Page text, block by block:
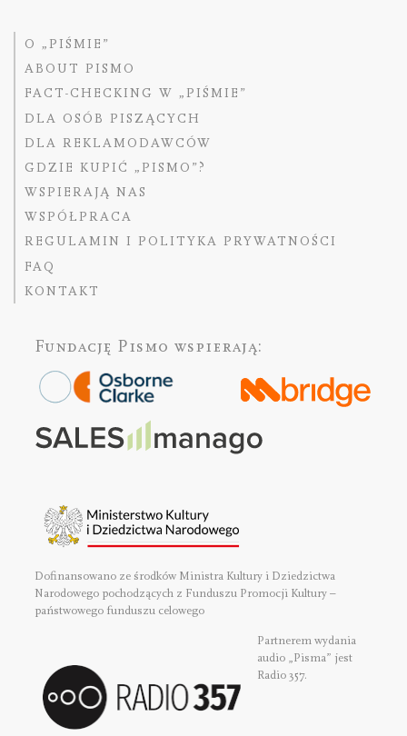
O „PIŚMIE”
ABOUT PISMO
FACT-CHECKING W „PIŚMIE”
DLA OSÓB PISZĄCYCH
DLA REKLAMODAWCÓW
GDZIE KUPIĆ „PISMO”?
WSPIERAJĄ NAS
WSPÓŁPRACA
REGULAMIN I POLITYKA PRYWATNOŚCI
FAQ
KONTAKT
Fundację Pismo wspierają:
Dofinansowano ze środków Ministra Kultury i Dziedzictwa
Narodowego pochodzących z Funduszu Promocji Kultury –
państwowego funduszu celowego
Partnerem wydania
audio „Pisma” jest
Radio 357.